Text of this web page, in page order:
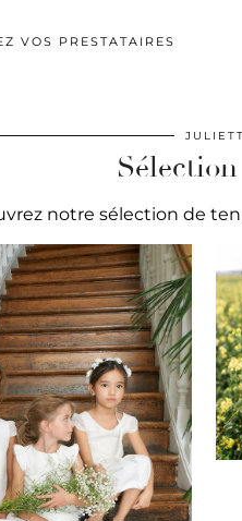
VOS PRESTATAIRES
notre sélection de